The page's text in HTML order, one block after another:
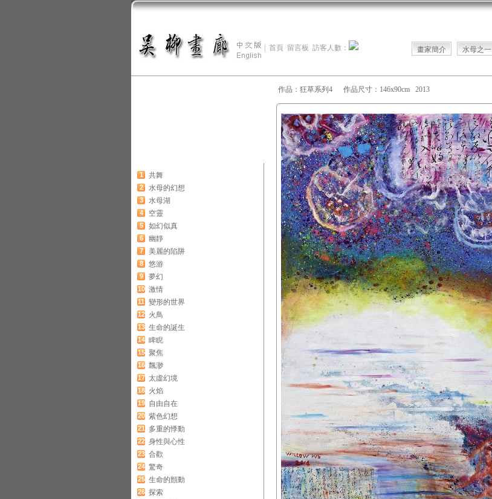
首頁 留言板 訪客人數： 畫家簡介 水母之一
1 共舞
2 水母的幻想
3 水母湖
4 空靈
5 如幻似真
6 幽靜
7 美麗的陷阱
8 悠游
9 夢幻
10 激情
11 變形的世界
12 火鳥
13 生命的誕生
14 睥睨
15 聚焦
16 飄渺
17 太虛幻境
18 火焰
19 自由自在
20 紫色幻想
21 多重的悸動
22 身性與心性
23 合歡
24 驚奇
25 生命的顫動
26 探索
作品：狂草系列4 作品尺寸：146x90cm 2013